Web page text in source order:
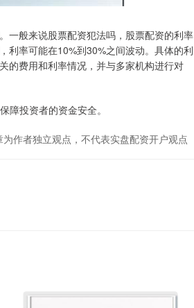
一般来说股票配资犯法吗，股票配资的利率
利率可能在10%到30%之间波动。具体的利
的费用和利率情况，并与多家机构进行对
障投资者的资金安全。
为作者独立观点，不代表实盘配资开户观点